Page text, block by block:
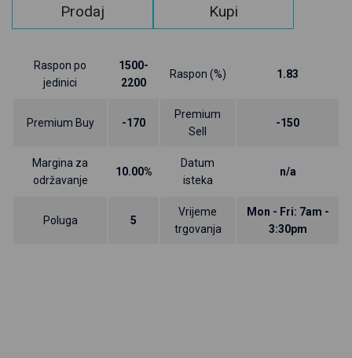
Prodaj Kupi
Raspon po
jedinici
1500-
2200
Raspon (%) 1.83
Premium Buy -170
Premium
Sell
-150
Margina za
održavanje
10.00%
Datum
isteka
n/a
Poluga 5
Vrijeme
trgovanja
Mon - Fri: 7am -
3:30pm